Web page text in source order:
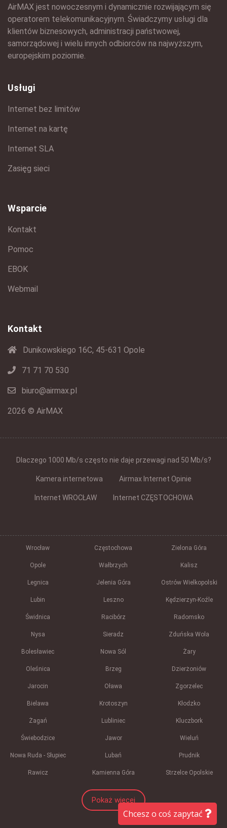
AirMAX jest nowoczesnym i dynamicznie rozwijającym się
operatorem telekomunikacyjnym. Świadczymy usługi dla
klientów biznesowych, administracji państwowej,
samorządowej i wielu innych odbiorców na najwyższym,
europejskim poziomie.
Usługi
Internet bez limitów
Internet na kartę
Internet SLA
Zasięg sieci
Wsparcie
Kontakt
Pomoc
EBOK
Webmail
Kontakt
Dunikowskiego 16C, 45-631 Opole
71 71 70 530
biuro@airmax.pl
2026 © AirMAX
Dlaczego 1000 Mb/s często nie daje przewagi nad 50 Mb/s?
Kamera internetowa Airmax Internet Opinie
Internet WROCŁAW Internet CZĘSTOCHOWA
Wrocław Częstochowa Zielona Góra
Opole Wałbrzych Kalisz
Legnica Jelenia Góra Ostrów Wielkopolski
Lubin Leszno Kędzierzyn-Koźle
Świdnica Racibórz Radomsko
Nysa Sieradz Zduńska Wola
Bolesławiec Nowa Sól Żary
Oleśnica Brzeg Dzierżoniów
Jarocin Oława Zgorzelec
Bielawa Krotoszyn Kłodzko
Żagań Lubliniec Kluczbork
Świebodzice Jawor Wieluń
Nowa Ruda - Słupiec Lubań Prudnik
Rawicz Kamienna Góra Strzelce Opolskie
Pokaż więcej
Chcesz o coś zapytać